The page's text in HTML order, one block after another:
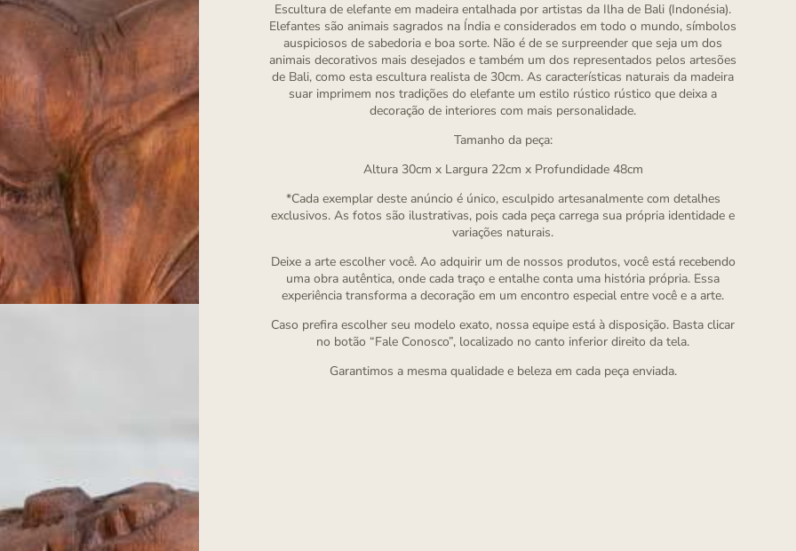
Escultura de elefante em madeira entalhada por artistas da Ilha de Bali (Indonésia).
Elefantes são animais sagrados na Índia e considerados em todo o mundo, símbolos
auspiciosos de sabedoria e boa sorte. Não é de se surpreender que seja um dos
animais decorativos mais desejados e também um dos representados pelos artesões
de Bali, como esta escultura realista de 30cm. As características naturais da madeira
suar imprimem nos tradições do elefante um estilo rústico rústico que deixa a
decoração de interiores com mais personalidade.
Tamanho da peça:
Altura 30cm x Largura 22cm x Profundidade 48cm
*Cada exemplar deste anúncio é único, esculpido artesanalmente com detalhes
exclusivos. As fotos são ilustrativas, pois cada peça carrega sua própria identidade e
variações naturais.
Deixe a arte escolher você. Ao adquirir um de nossos produtos, você está recebendo
uma obra autêntica, onde cada traço e entalhe conta uma história própria. Essa
experiência transforma a decoração em um encontro especial entre você e a arte.
Caso prefira escolher seu modelo exato, nossa equipe está à disposição. Basta clicar
no botão “Fale Conosco”, localizado no canto inferior direito da tela.
Garantimos a mesma qualidade e beleza em cada peça enviada.